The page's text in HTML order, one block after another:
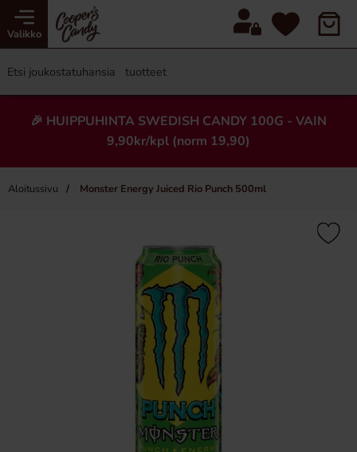
Valikko
🎉 HUIPPUHINTA SWEDISH CANDY 100G - VAIN
9,90kr/kpl (norm 19,90)
Aloitussivu Monster Energy Juiced Rio Punch 500ml
×